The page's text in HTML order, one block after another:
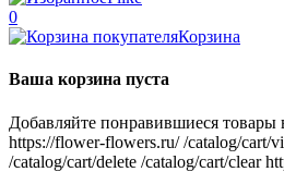
0
Корзина
Ваша корзина пуста
Добавляйте понравившиеся товары
https://flower-flowers.ru/ /catalog/cart/
/catalog/cart/delete /catalog/cart/clear